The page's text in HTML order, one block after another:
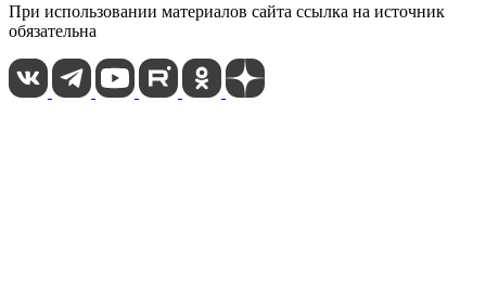
При использовании материалов сайта ссылка на источник
обязательна